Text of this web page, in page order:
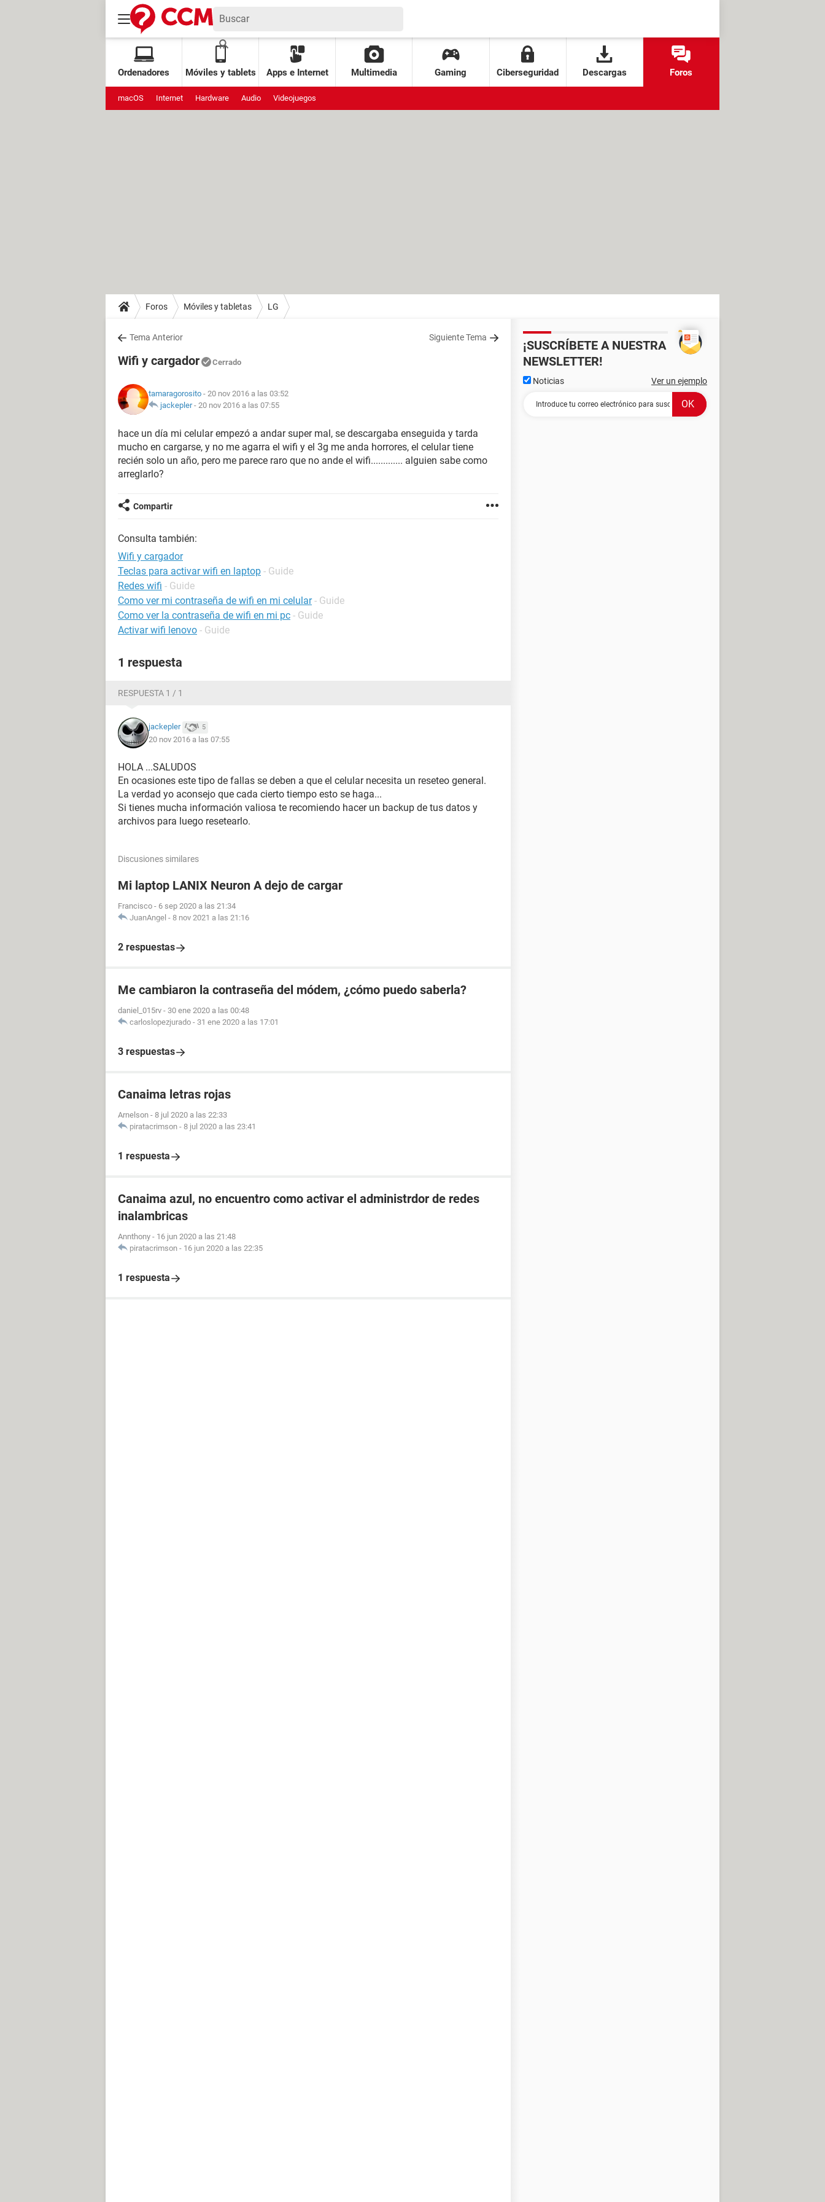
Ordenadores Móviles y tablets Apps e Internet Multimedia Gaming Ciberseguridad Descargas Foros
macOS Internet Hardware Audio Videojuegos
Foros Móviles y tabletas LG
Tema Anterior Siguiente Tema
Wifi y cargador Cerrado
tamaragorosito - 20 nov 2016 a las 03:52
jackepler- 20 nov 2016 a las 07:55
hace un día mi celular empezó a andar super mal, se descargaba enseguida y tarda
mucho en cargarse, y no me agarra el wifi y el 3g me anda horrores, el celular tiene
recién solo un año, pero me parece raro que no ande el wifi............. alguien sabe como
arreglarlo?
Compartir
Consulta también:
Wifi y cargador
Teclas para activar wifi en laptop - Guide
Redes wifi - Guide
Como ver mi contraseña de wifi en mi celular - Guide
Como ver la contraseña de wifi en mi pc - Guide
Activar wifi lenovo - Guide
1 respuesta
RESPUESTA 1 / 1
jackepler 5
20 nov 2016 a las 07:55
HOLA ...SALUDOS
En ocasiones este tipo de fallas se deben a que el celular necesita un reseteo general.
La verdad yo aconsejo que cada cierto tiempo esto se haga...
Si tienes mucha información valiosa te recomiendo hacer un backup de tus datos y
archivos para luego resetearlo.
Discusiones similares
Mi laptop LANIX Neuron A dejo de cargar
Francisco - 6 sep 2020 a las 21:34
JuanAngel - 8 nov 2021 a las 21:16
2 respuestas
Me cambiaron la contraseña del módem, ¿cómo puedo saberla?
daniel_015rv - 30 ene 2020 a las 00:48
carloslopezjurado - 31 ene 2020 a las 17:01
3 respuestas
Canaima letras rojas
Arnelson - 8 jul 2020 a las 22:33
piratacrimson - 8 jul 2020 a las 23:41
1 respuesta
Canaima azul, no encuentro como activar el administrdor de redes
inalambricas
Annthony - 16 jun 2020 a las 21:48
piratacrimson - 16 jun 2020 a las 22:35
1 respuesta
¡SUSCRÍBETE A NUESTRA
NEWSLETTER!
Noticias Ver un ejemplo